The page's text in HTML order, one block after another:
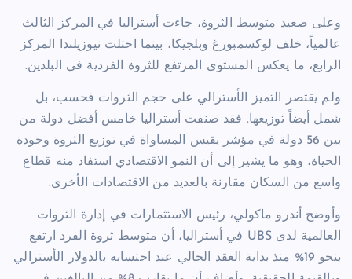
وعلى صعيد متوسط الثروة، جاءت أستراليا في المركز الثالث
عالمياً، خلف لوكسمبورغ وبلجيكا، بينما احتلت نيوزيلندا المركز
الرابع، ما يعكس المستوى المرتفع للثروة الفردية في البلدين.
ولم يقتصر التميز الأسترالي على حجم الثروات فحسب، بل
شمل أيضاً توزيعها. فقد صنفت أستراليا خامس أفضل دولة من
بين 56 دولة في مؤشر يقيس المساواة في توزيع الثروة وجودة
الحياة، وهو ما يشير إلى أن النمو الاقتصادي استفاد منه قطاع
واسع من السكان مقارنة بالعديد من الاقتصادات الأخرى.
وأوضح أندرو ماكولي، رئيس الاستثمارات في إدارة الثروات
العالمية لدى UBS في أستراليا، أن متوسط ثروة الفرد ارتفع
بنحو 19% منذ بداية العقد الحالي عند احتسابه بالدولار الأسترالي